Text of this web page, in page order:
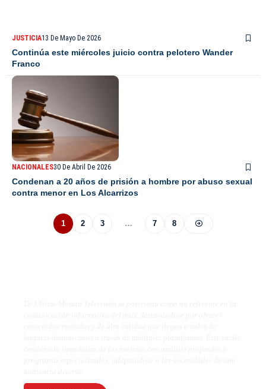
JUSTICIA13 De Mayo De 2026
Continúa este miércoles juicio contra pelotero Wander
Franco
NACIONALES30 De Abril De 2026
Condenan a 20 años de prisión a hombre por abuso sexual
contra menor en Los Alcarrizos
1 2 3 … 7 8